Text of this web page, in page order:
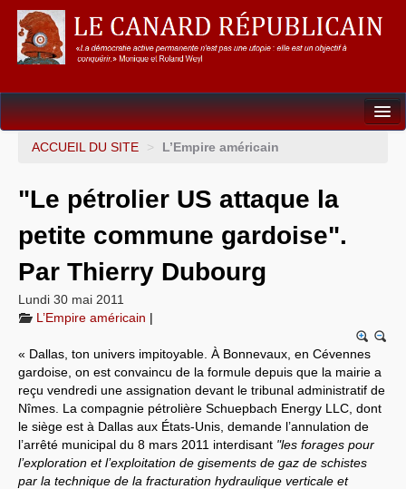
Dossiers
Points de repères
Un éléphant, ça trompe énormément !
Gouvernance mondiale & mondialisation
International
Résistances
L’Empire américain
Systèmes & société sous contrôle
Nouvelles de l’antirépublique
ACCUEIL DU SITE > L’Empire américain
"Le pétrolier US attaque la
petite commune gardoise".
Par Thierry Dubourg
Lundi 30 mai 2011
L’Empire américain |
« Dallas, ton univers impitoyable. À Bonnevaux, en Cévennes
gardoise, on est convaincu de la formule depuis que la mairie a
reçu vendredi une assignation devant le tribunal administratif de
Nîmes. La compagnie pétrolière Schuepbach Energy LLC, dont
le siège est à Dallas aux États-Unis, demande l’annulation de
l’arrêté municipal du 8 mars 2011 interdisant "les forages pour
l’exploration et l’exploitation de gisements de gaz de schistes
par la technique de la fracturation hydraulique verticale et